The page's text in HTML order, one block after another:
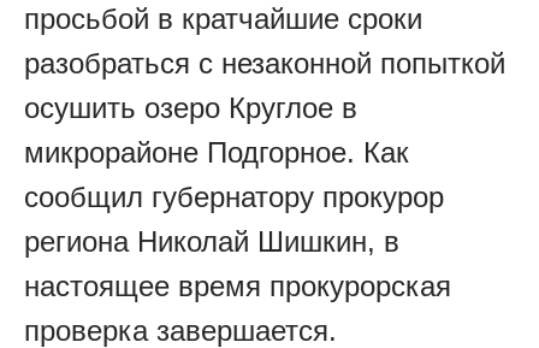
просьбой в кратчайшие сроки
разобраться с незаконной попыткой
осушить озеро Круглое в
микрорайоне Подгорное. Как
сообщил губернатору прокурор
региона Николай Шишкин, в
настоящее время прокурорская
проверка завершается.